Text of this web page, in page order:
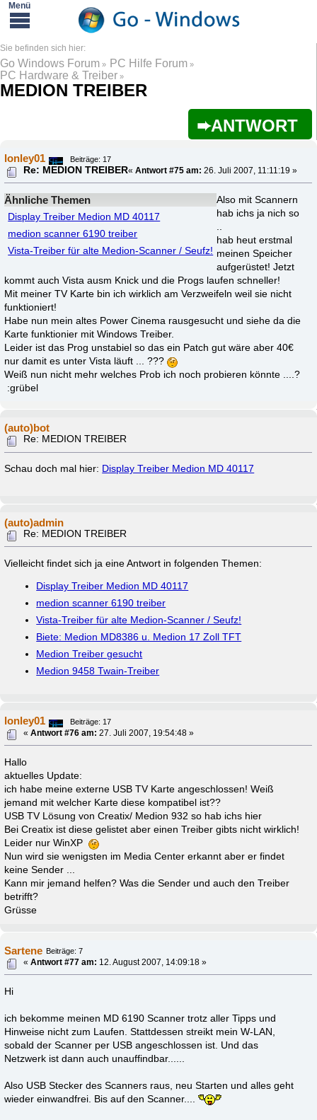
Go Windows Forum » PC Hilfe Forum »
PC Hardware & Treiber »
MEDION TREIBER
ANTWORT
lonley01 Beiträge: 17
Re: MEDION TREIBER«Antwort #75 am: 26. Juli 2007, 11:11:19 »
Ähnliche Themen
Display Treiber Medion MD 40117
medion scanner 6190 treiber
Vista-Treiber für alte Medion-Scanner / Seufz!
Also mit Scannern
hab ichs ja nich so
hab heut erstmal
meinen Speicher
aufgerüstet! Jetzt
kommt auch Vista ausm Knick und die Progs laufen schneller!
Mit meiner TV Karte bin ich wirklich am Verzweifeln weil sie nicht
funktioniert!
Habe nun mein altes Power Cinema rausgesucht und siehe da die
Karte funktionier mit Windows Treiber.
Leider ist das Prog unstabiel so das ein Patch gut wäre aber 40€
nur damit es unter Vista läuft ... ???
Weiß nun nicht mehr welches Prob ich noch probieren könnte ....?
:grübel
(auto)bot
Re: MEDION TREIBER
Schau doch mal hier: Display Treiber Medion MD 40117
(auto)admin
Re: MEDION TREIBER
Vielleicht findet sich ja eine Antwort in folgenden Themen:
Display Treiber Medion MD 40117
medion scanner 6190 treiber
Vista-Treiber für alte Medion-Scanner / Seufz!
Biete: Medion MD8386 u. Medion 17 Zoll TFT
Medion Treiber gesucht
Medion 9458 Twain-Treiber
lonley01
Beiträge: 17
«Antwort #76 am: 27. Juli 2007, 19:54:48 »
Hallo
aktuelles Update:
ich habe meine externe USB TV Karte angeschlossen! Weiß
jemand mit welcher Karte diese kompatibel ist??
USB TV Lösung von Creatix/ Medion 932 so hab ichs hier
Bei Creatix ist diese gelistet aber einen Treiber gibts nicht wirklich!
Leider nur WinXP
Nun wird sie wenigsten im Media Center erkannt aber er findet
keine Sender ...
Kann mir jemand helfen? Was die Sender und auch den Treiber
betrifft?
Grüsse
Sartene Beiträge: 7
«Antwort #77 am: 12. August 2007, 14:09:18 »
Hi
ich bekomme meinen MD 6190 Scanner trotz aller Tipps und
Hinweise nicht zum Laufen. Stattdessen streikt mein W-LAN,
sobald der Scanner per USB angeschlossen ist. Und das
Netzwerk ist dann auch unauffindbar......
Also USB Stecker des Scanners raus, neu Starten und alles geht
wieder einwandfrei. Bis auf den Scanner....